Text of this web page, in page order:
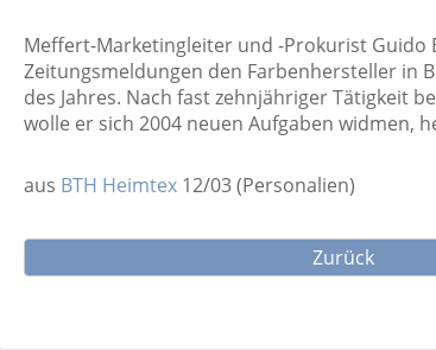
Meffert-Marketingleiter und -Prokurist Guido
Zeitungsmeldungen den Farbenhersteller in
des Jahres. Nach fast zehnjähriger Tätigkeit
wolle er sich 2004 neuen Aufgaben widmen,
aus BTH Heimtex 12/03(Personalien)
Zurück